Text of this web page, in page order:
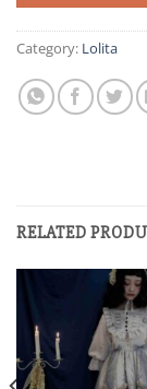
Category: Lolita
RELATED